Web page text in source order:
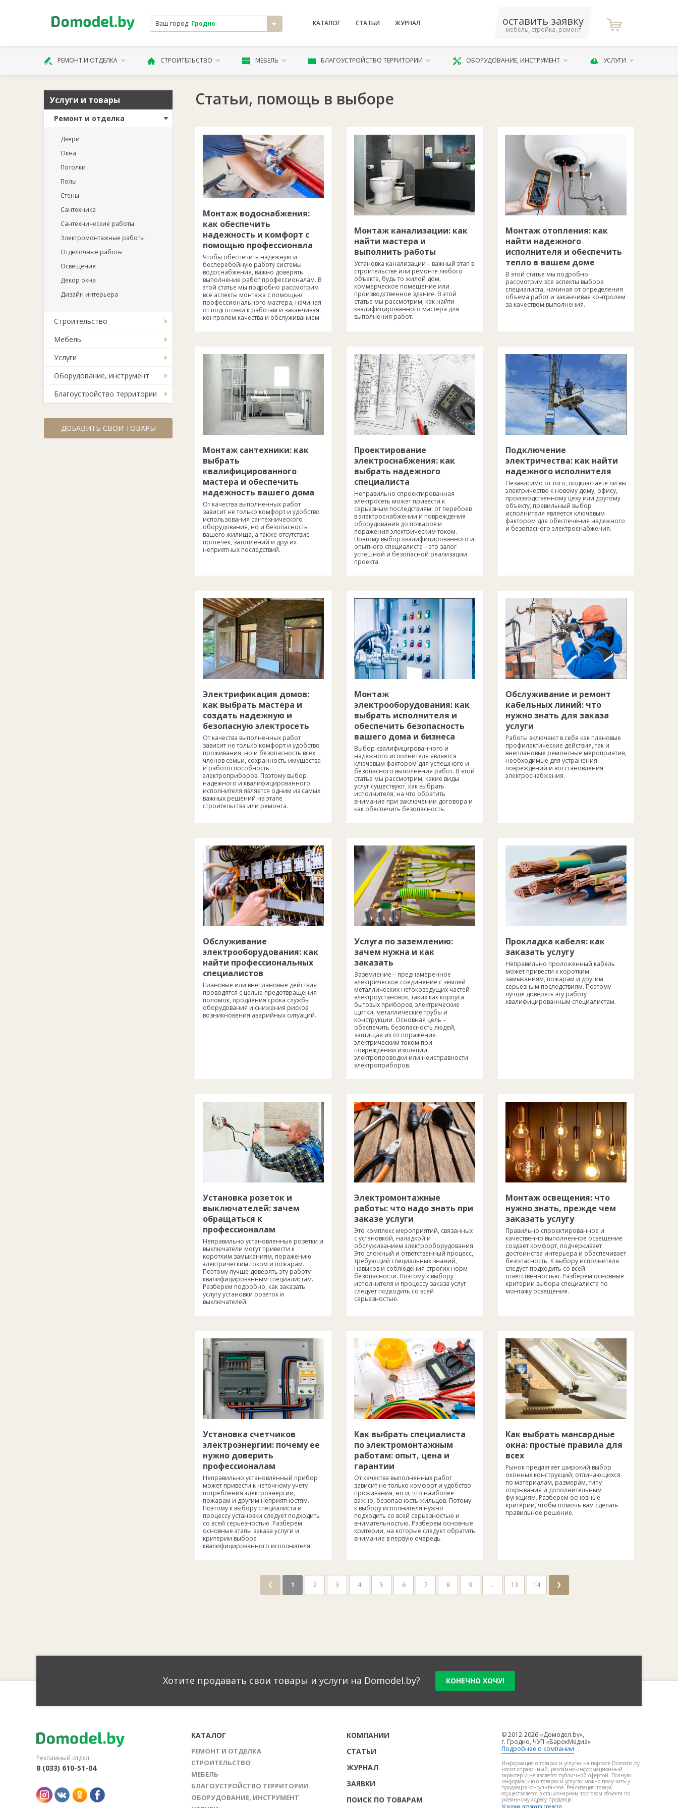
Ваш город: Гродно КАТАЛОГ СТАТЬИ ЖУРНАЛ оставить заявку
мебель, стройка, ремонт
РЕМОНТ И ОТДЕЛКА СТРОИТЕЛЬСТВО МЕБЕЛЬ БЛАГОУСТРОЙСТВО ТЕРРИТОРИИ ОБОРУДОВАНИЕ, ИНСТРУМЕНТ УСЛУГИ
Услуги и товары
Ремонт и отделка
Двери
Окна
Потолки
Полы
Стены
Сантехника
Сантехнические работы
Электромонтажные работы
Отделочные работы
Освещение
Декор окна
Дизайн интерьера
Строительство
Мебель
Услуги
Оборудование, инструмент
Благоустройство территории
ДОБАВИТЬ СВОИ ТОВАРЫ
Статьи, помощь в выборе
Монтаж водоснабжения:
как обеспечить
надежность и комфорт с
помощью профессионала
Чтобы обеспечить надежную и
бесперебойную работу системы
водоснабжения, важно доверять
выполнение работ профессионалам. В
этой статье мы подробно рассмотрим
все аспекты монтажа с помощью
профессионального мастера, начиная
от подготовки к работам и заканчивая
контролем качества и обслуживанием.
Монтаж канализации: как
найти мастера и
выполнить работы
Установка канализации – важный этап в
строительстве или ремонте любого
объекта, будь то жилой дом,
коммерческое помещение или
производственное здание. В этой
статье мы рассмотрим, как найти
квалифицированного мастера для
выполнения работ.
Монтаж отопления: как
найти надежного
исполнителя и обеспечить
тепло в вашем доме
В этой статье мы подробно
рассмотрим все аспекты выбора
специалиста, начиная от определения
объема работ и заканчивая контролем
за качеством выполнения.
Монтаж сантехники: как
выбрать
квалифицированного
мастера и обеспечить
надежность вашего дома
От качества выполненных работ
зависит не только комфорт и удобство
использования сантехнического
оборудования, но и безопасность
вашего жилища, а также отсутствие
протечек, затоплений и других
неприятных последствий.
Проектирование
электроснабжения: как
выбрать надежного
специалиста
Неправильно спроектированная
электросеть может привести к
серьезным последствиям: от перебоев
в электроснабжении и повреждения
оборудования до пожаров и
поражения электрическим током.
Поэтому выбор квалифицированного и
опытного специалиста – это залог
успешной и безопасной реализации
проекта.
Подключение
электричества: как найти
надежного исполнителя
Независимо от того, подключаете ли вы
электричество к новому дому, офису,
производственному цеху или другому
объекту, правильный выбор
исполнителя является ключевым
фактором для обеспечения надежного
и безопасного электроснабжения.
Электрификация домов:
как выбрать мастера и
создать надежную и
безопасную электросеть
От качества выполненных работ
зависит не только комфорт и удобство
проживания, но и безопасность всех
членов семьи, сохранность имущества
и работоспособность
электроприборов. Поэтому выбор
надежного и квалифицированного
исполнителя является одним из самых
важных решений на этапе
строительства или ремонта.
Монтаж
электрооборудования: как
выбрать исполнителя и
обеспечить безопасность
вашего дома и бизнеса
Выбор квалифицированного и
надежного исполнителя является
ключевым фактором для успешного и
безопасного выполнения работ. В этой
статье мы рассмотрим, какие виды
услуг существуют, как выбрать
исполнителя, на что обратить
внимание при заключении договора и
как обеспечить безопасность.
Обслуживание и ремонт
кабельных линий: что
нужно знать для заказа
услуги
Работы включают в себя как плановые
профилактические действия, так и
внеплановые ремонтные мероприятия,
необходимые для устранения
повреждений и восстановления
электроснабжения.
Обслуживание
электрооборудования: как
найти профессиональных
специалистов
Плановые или внеплановые действия
проводятся с целью предотвращения
поломок, продления срока службы
оборудования и снижения рисков
возникновения аварийных ситуаций.
Услуга по заземлению:
зачем нужна и как
заказать
Заземление – преднамеренное
электрическое соединение с землей
металлических нетоковедущих частей
электроустановок, таких как корпуса
бытовых приборов, электрические
щитки, металлические трубы и
конструкции. Основная цель –
обеспечить безопасность людей,
защищая их от поражения
электрическим током при
повреждении изоляции
электропроводки или неисправности
электроприборов.
Прокладка кабеля: как
заказать услугу
Неправильно проложенный кабель
может привести к коротким
замыканиям, пожарам и другим
серьезным последствиям. Поэтому
лучше доверять эту работу
квалифицированным специалистам.
Установка розеток и
выключателей: зачем
обращаться к
профессионалам
Неправильно установленные розетки и
выключатели могут привести к
коротким замыканиям, поражению
электрическим током и пожарам.
Поэтому лучше доверять эту работу
квалифицированным специалистам.
Разберем подробно, как заказать
услугу установки розеток и
выключателей.
Электромонтажные
работы: что надо знать при
заказе услуги
Это комплекс мероприятий, связанных
с установкой, наладкой и
обслуживанием электрооборудования.
Это сложный и ответственный процесс,
требующий специальных знаний,
навыков и соблюдения строгих норм
безопасности. Поэтому к выбору
исполнителя и процессу заказа услуг
следует подходить со всей
серьезностью.
Монтаж освещения: что
нужно знать, прежде чем
заказать услугу
Правильно спроектированное и
качественно выполненное освещение
создает комфорт, подчеркивает
достоинства интерьера и обеспечивает
безопасность. К выбору исполнителя
следует подходить со всей
ответственностью. Разберем основные
критерии выбора специалиста по
монтажу освещения.
Установка счетчиков
электроэнергии: почему ее
нужно доверить
профессионалам
Неправильно установленный прибор
может привести к неточному учету
потребления электроэнергии,
пожарам и другим неприятностям.
Поэтому к выбору специалиста и
процессу установки следует подходить
со всей серьезностью. Разберем
основные этапы заказа услуги и
критерии выбора
квалифицированного исполнителя.
Как выбрать специалиста
по электромонтажным
работам: опыт, цена и
гарантии
От качества выполненных работ
зависит не только комфорт и удобство
проживания, но и, что наиболее
важно, безопасность жильцов. Потому
к выбору исполнителя нужно
подходить со всей серьезностью и
внимательностью. Разберем основные
критерии, на которые следует обратить
внимание в первую очередь.
Как выбрать мансардные
окна: простые правила для
всех
Рынок предлагает широкий выбор
оконных конструкций, отличающихся
по материалам, размерам, типу
открывания и дополнительным
функциям. Разберем основные
критерии, чтобы помочь вам сделать
правильное решение.
❮ 1 2 3 4 5 6 7 8 9 ... 13 14 ❯
Хотите продавать свои товары и услуги на Domodel.by? КОНЕЧНО ХОЧУ!
Рекламный отдел:
8 (033) 610-51-04
КАТАЛОГ
РЕМОНТ И ОТДЕЛКА
СТРОИТЕЛЬСТВО
МЕБЕЛЬ
БЛАГОУСТРОЙСТВО ТЕРРИТОРИИ
ОБОРУДОВАНИЕ, ИНСТРУМЕНТ
КОМПАНИИ
СТАТЬИ
ЖУРНАЛ
ЗАЯВКИ
ПОИСК ПО ТОВАРАМ
© 2012-2026 «Домодел.by»,
г. Гродно, ЧУП «БарокМедиа»
Подробнее о компании
Информация о товарах и услугах на портале Domodel.by
носит справочный, рекламно-информационный
характер и не является публичной офертой. Полную
информацию о товарах и услугах можно получить у
продавцов-консультантов. Реализация товара
осуществляется в стационарном торговом объекте по
указанному адресу продавца.
Условия возврата средств